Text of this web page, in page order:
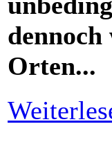
Orten...